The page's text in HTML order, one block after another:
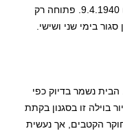
מ-10:00 עד 16:00 אך הסוללה שפעלה ביום 9.4.1940. פתוחה רק
חוקר הקוטב גר בבית זה בשנים 1908-1928. הבית נשמר בדיוק כפי
בוילה זו בסגנון בקתת
הקטבים, אך נעשית